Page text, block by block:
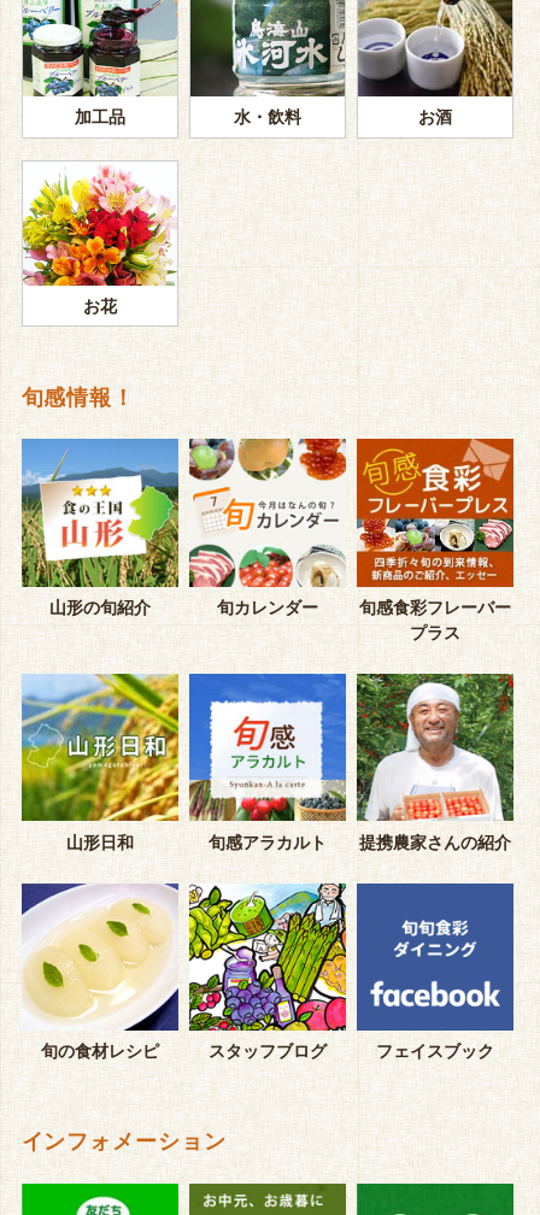
加工品 水・飲料 お酒
お花
旬感情報！
山形の旬紹介 旬カレンダー
旬感食彩フレーバー
プラス
山形日和 旬感アラカルト 提携農家さんの紹介
旬の食材レシピ スタッフブログ フェイスブック
インフォメーション